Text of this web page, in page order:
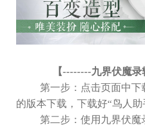
【--------九界伏魔录
第一步：点击页面中
的版本下载，下载好“鸟人助
第二步：使用九界伏